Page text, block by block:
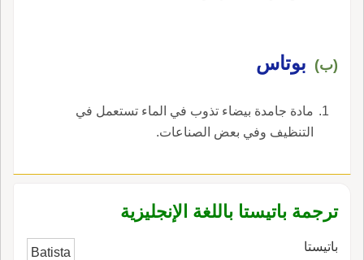
(ب) بوتاس
مادة جامدة بيضاء تذوب في الماء تستعمل في
التنظيف وفي بعض الصناعات.
ترجمة باتيستا باللغة الإنجليزية
باتيستا Batista